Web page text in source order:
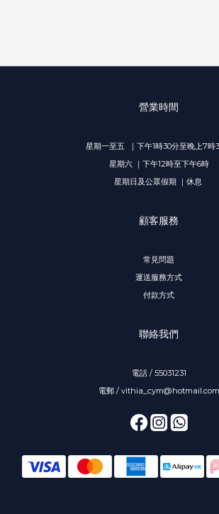
營業時間
星期一至五 ｜下午1時30分至晚上7時
星期六 ｜下午12時至下午6時
星期日及公眾假期 ｜休息
顧客服務
常見問題
運送服務方式
付款方式
聯絡我們
電話 / 55031231
電郵 / vithia_cym@hotmail.com